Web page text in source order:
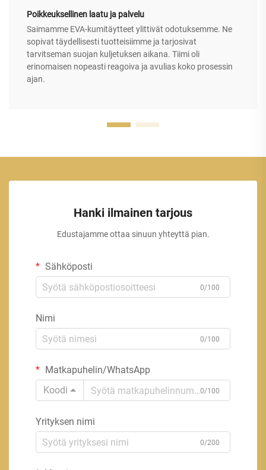
Poikkeuksellinen laatu ja palvelu
Saimamme EVA-kumitäytteet ylittivät odotuksemme. Ne
sopivat täydellisesti tuotteisiimme ja tarjosivat
tarvitseman suojan kuljetuksen aikana. Tiimi oli
erinomaisen nopeasti reagoiva ja avulias koko prosessin
ajan.
Hanki ilmainen tarjous
Edustajamme ottaa sinuun yhteyttä pian.
Sähköposti
0/100
Nimi
0/100
Matkapuhelin/WhatsApp
Koodi
0/100
Yrityksen nimi
0/200